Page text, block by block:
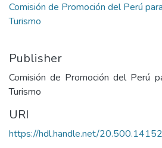
Comisión de Promoción del Perú
Turismo
Publisher
Comisión de Promoción del Perú
Turismo
URI
https://hdl.handle.net/